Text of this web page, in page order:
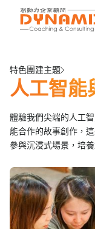
特色團建主題
人工智能
體驗我們尖端的人工
能合作的故事創作，
參與沉浸式場景，培